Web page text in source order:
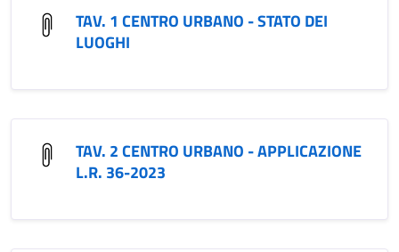
TAV. 1 CENTRO URBANO - STATO DEI
LUOGHI
TAV. 2 CENTRO URBANO - APPLICAZIONE
L.R. 36-2023